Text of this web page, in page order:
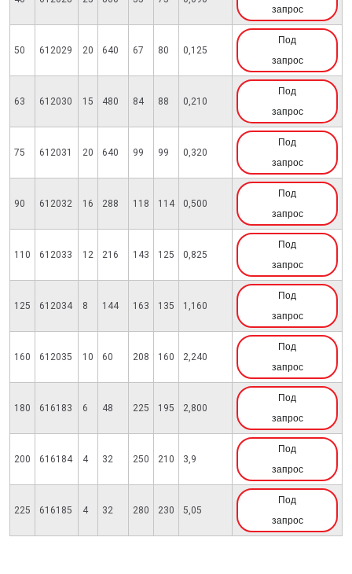
запрос
50 612029 20 640 67 80 0,125
Под
запрос
63 612030 15 480 84 88 0,210
Под
запрос
75 612031 20 640 99 99 0,320
Под
запрос
90 612032 16 288 118 114 0,500
Под
запрос
110 612033 12 216 143 125 0,825
Под
запрос
125 612034 8 144 163 135 1,160
Под
запрос
160 612035 10 60 208 160 2,240
Под
запрос
180 616183 6 48 225 195 2,800
Под
запрос
200 616184 4 32 250 210 3,9
Под
запрос
225 616185 4 32 280 230 5,05
Под
запрос